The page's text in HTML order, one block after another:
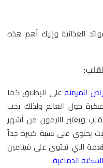
الغذائية وإليك أهم هذه
المزمنة على الإطلاق كما
حول العالم ولذلك يجب
ويعتبر الليمون من أشهر
يحتوي على نسبة كبيرة جداً
التي تحتوي على فيتامين
السكتة الدماغية.